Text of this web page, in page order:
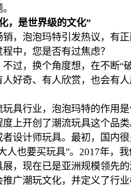
是世界级的文化”
泡泡玛特引发热议，有正
中，您是否有过焦虑？
，换个角度想，在不断“
好奇、有人欣赏，也会有
具行业，泡泡玛特的作用是
开创了潮流玩具这个品类
设计师玩具。最初，国内
人也要买玩具”。2017年，
，现在已是亚洲规模领先
广潮玩文化，并定义了行